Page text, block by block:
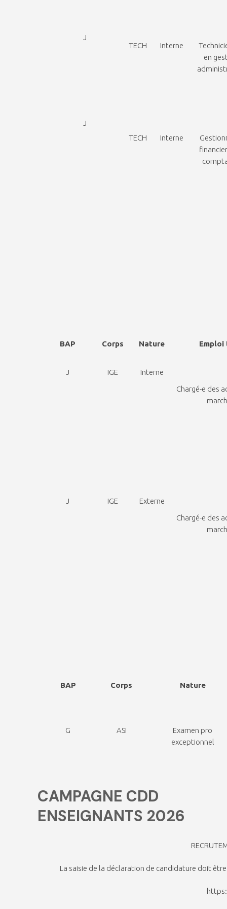
J
J
TECH Interne
en
TECH Interne
BAP Corps Nature Emploi
J IGE
Interne
Chargé-e des
J IGE
Externe
Chargé-e des
BAP Corps Nature
G ASI
Examen pro
exceptionnel
CAMPAGNE CDD
ENSEIGNANTS 2026
La saisie de la déclaration de candidature doit